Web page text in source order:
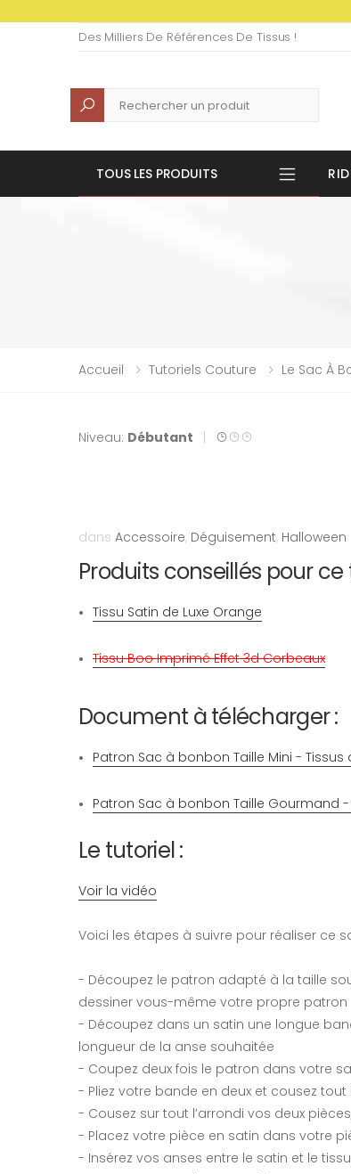
Des Milliers De Références De Tissus !
Recherche
TOUS LES PRODUITS
Accueil Tutoriels Couture Le Sac À
Niveau: Débutant
dans Accessoire, Déguisement, Halloween
Produits conseillés pour ce
Tissu Satin de Luxe Orange
Tissu Boo Imprimé Effet 3d Corbeaux
Document à télécharger :
Patron Sac à bonbon Taille Mini - Tissus
Patron Sac à bonbon Taille Gourmand -
Le tutoriel :
Voir la vidéo
Voici les étapes à suivre pour réaliser ce
- Découpez le patron adapté à la taille
dessiner vous-même votre propre patron
- Découpez dans un satin une longue
longueur de la anse souhaitée
- Coupez deux fois le patron dans votre
- Pliez votre bande en deux et cousez
- Cousez sur tout l’arrondi vos deux
- Placez votre pièce en satin dans votre
- Insérez vos anses entre le satin et le